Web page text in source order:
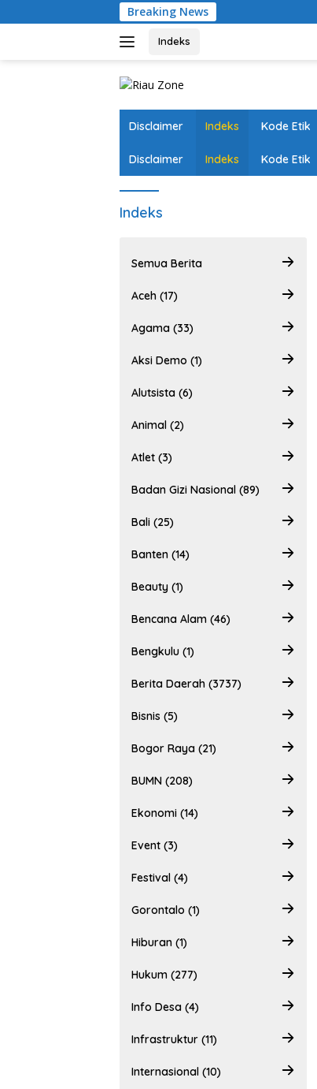
ke
Breaking News
Indeks
Disclaimer Indeks Kode Etik
Disclaimer Indeks Kode Etik
Indeks
Semua Berita
Aceh (17)
Agama (33)
Aksi Demo (1)
Alutsista (6)
Animal (2)
Atlet (3)
Badan Gizi Nasional (89)
Bali (25)
Banten (14)
Beauty (1)
Bencana Alam (46)
Bengkulu (1)
Berita Daerah (3737)
Bisnis (5)
Bogor Raya (21)
BUMN (208)
Ekonomi (14)
Event (3)
Festival (4)
Gorontalo (1)
Hiburan (1)
Hukum (277)
Info Desa (4)
Infrastruktur (11)
Internasional (10)